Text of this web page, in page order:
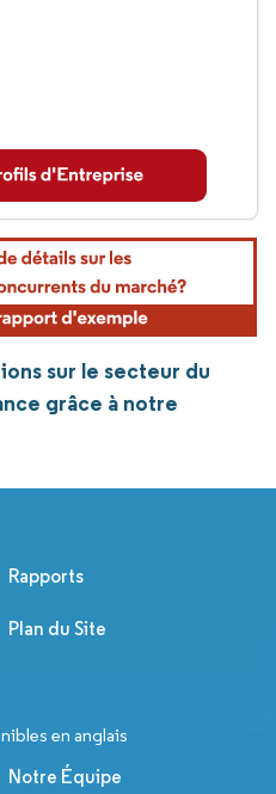
sur le secteur du
grâce à notre
Rapports
Plan du Site
en anglais
Notre Équipe